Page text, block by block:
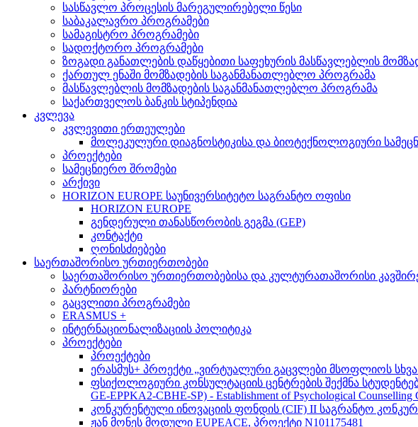
სასწავლო პროცესის მარეგულირებელი წესი
საბაკალავრო პროგრამები
სამაგისტრო პროგრამები
სადოქტორო პროგრამები
ზოგადი განათლების დაწყებითი საფეხურის მასწავლებლის
ქართულ ენაში მომზადების საგანმანათლებლო პროგრამა
მასწავლებლის მომზადების საგანმანათლებლო პროგრამა
საქართველოს ბანკის სტიპენდია
კვლევა
კვლევითი ერთეულები
მოლეკულური დიაგნოსტიკისა და ბიოტექნოლოგიური
პროექტები
სამეცნიერო შრომები
არქივი
HORIZON EUROPE საუნივერსიტეტო საგრანტო ოფისი
HORIZON EUROPE
გენდერული თანასწორობის გეგმა (GEP)
კონტაქტი
ღონისძიებები
საერთაშორისო ურთიერთობები
საერთაშორისო ურთიერთობებისა და კულტურათაშორისი
პარტნიორები
გაცვლითი პროგრამები
ERASMUS +
ინტერნაციონალიზაციის პოლიტიკა
პროექტები
პროექტები
ერასმუს+ პროექტი „ვირტუალური გაცვლები მსოფლიოს სხვა
ფსიქოლოგიური კონსულტაციის ცენტრების შექმნა
GE-EPPKA2-CBHE-SP) - Establishment of Psychological Counselling
კონკურენტული ინოვაციის ფონდის (CIF) II საგრანტო
ჟან მონეს მოდული EUPEACE, პროექტი N101175481